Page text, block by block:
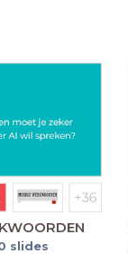
slides